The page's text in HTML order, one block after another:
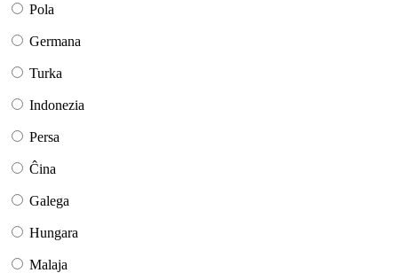
Pola
Germana
Turka
Indonezia
Persa
Ĉina
Galega
Hungara
Malaja